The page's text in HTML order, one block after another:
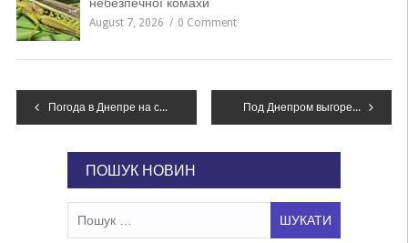
August 7, 2026 0 Comment
Навігація
Погода в Днепре на сегодня: 5 апреля Под Днепром выгорела огромная территория: пожар ликвидировали более двух часов, – ФОТО
ПОШУК НОВИН